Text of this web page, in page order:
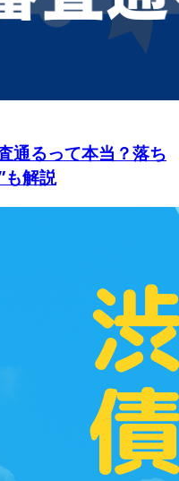
通るって本当？落ち
も解説